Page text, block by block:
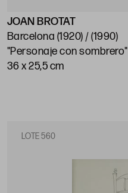
JOAN BROTAT
Barcelona (1920) / (1990)
"Personaje con sombrero"
36 x 25,5 cm
LOTE 560